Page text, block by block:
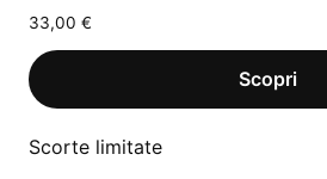
33,00 €
Scorte limitate